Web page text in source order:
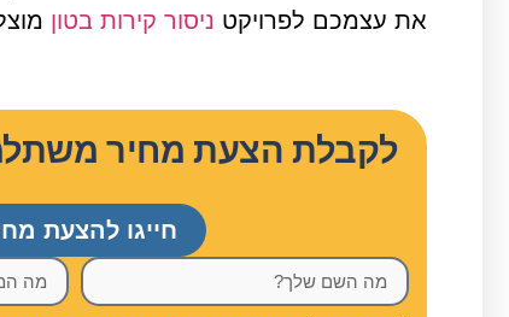
את עצמכם לפרויקט ניסור קירות בטון
לקבלת הצעת מחיר
חייגו להצעת